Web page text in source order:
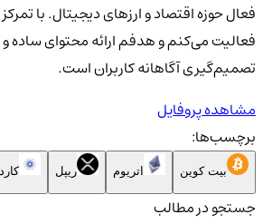
فعال حوزه اقتصاد و ارزهای دیجیتال. با تمرکز
فعالیت می‌کنم و هدفم ارائه محتوای ساده و
تصمیم‌گیری آگاهانه کاربران است.
مشاهده پروفایل
برچسب‌ها:
بیت کوین اتریوم ریپل
جستجو در مطالب